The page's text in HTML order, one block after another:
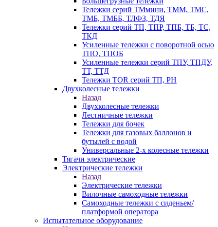
Тележки серий ТМмини, ТММ, ТМС,
ТМБ, ТМББ, ТЛФЗ, ТДЯ
Тележки серий ТП, ТПР, ТПБ, ТБ, ТС,
ТКД
Усиленные тележки с поворотной осью
ТПО, ТПОБ
Усиленные тележки серий ТПУ, ТПДУ,
ТТ, ТТД
Тележки TOR серий ТП, PH
Двухколесные тележки
Назад
Двухколесные тележки
Лестничные тележки
Тележки для бочек
Тележки для газовых баллонов и
бутылей с водой
Универсальные 2-х колесные тележки
Тягачи электрические
Электрические тележки
Назад
Электрические тележки
Вилочные самоходные тележки
Самоходные тележки с сиденьем/
платформой оператора
Испытательное оборудование